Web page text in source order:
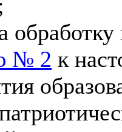
№ 2 к